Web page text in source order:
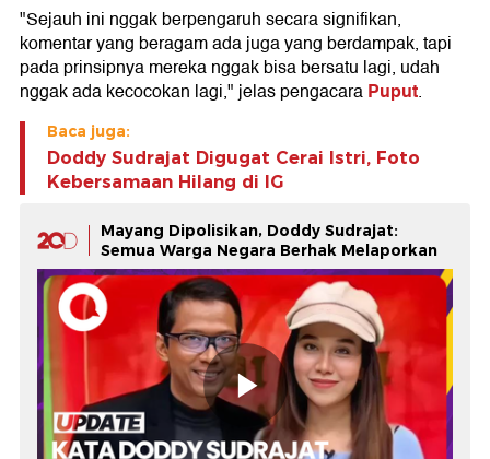
"Sejauh ini nggak berpengaruh secara signifikan,
komentar yang beragam ada juga yang berdampak, tapi
pada prinsipnya mereka nggak bisa bersatu lagi, udah
nggak ada kecocokan lagi," jelas pengacaraPuput.
Baca juga:
Doddy Sudrajat Digugat Cerai Istri, Foto
Kebersamaan Hilang di IG
Mayang Dipolisikan, Doddy Sudrajat:
Semua Warga Negara Berhak Melaporkan